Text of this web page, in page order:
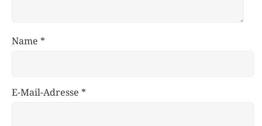
Name *
E-Mail-Adresse *